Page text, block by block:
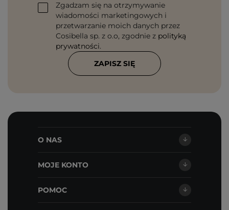
Zgadzam się na otrzymywanie
wiadomości marketingowych i
przetwarzanie moich danych przez
Cosibella sp. z o.o, zgodnie z polityką
prywatności.
ZAPISZ SIĘ
O NAS
MOJE KONTO
POMOC